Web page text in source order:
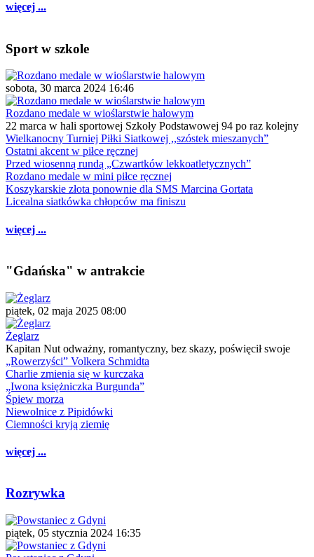
więcej ...
Sport w szkole
sobota, 30 marca 2024 16:46
Rozdano medale w wioślarstwie halowym
22 marca w hali sportowej Szkoły Podstawowej 94 po raz kolejny
Wielkanocny Turniej Piłki Siatkowej ,,szóstek mieszanych”
Ostatni akcent w piłce ręcznej
Przed wiosenną rundą „Czwartków lekkoatletycznych”
Rozdano medale w mini piłce ręcznej
Koszykarskie złota ponownie dla SMS Marcina Gortata
Licealna siatkówka chłopców ma finiszu
więcej ...
"Gdańska" w antrakcie
piątek, 02 maja 2025 08:00
Żeglarz
Kapitan Nut odważny, romantyczny, bez skazy, poświęcił swoje
„Rowerzyści” Volkera Schmidta
Charlie zmienia się w kurczaka
„Iwona księżniczka Burgunda”
Śpiew morza
Niewolnice z Pipidówki
Ciemności kryją ziemię
więcej ...
Rozrywka
piątek, 05 stycznia 2024 16:35